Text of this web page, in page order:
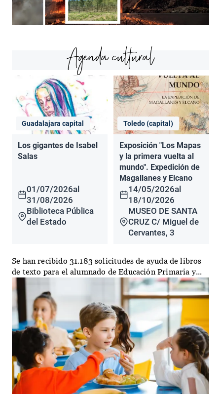
Agenda cultural
Guadalajara capital
Los gigantes de Isabel
Salas
01/07/2026al
31/08/2026
Biblioteca Pública
del Estado
Toledo (capital)
Exposición "Los Mapas
y la primera vuelta al
mundo". Expedición de
Magallanes y Elcano
14/05/2026al
18/10/2026
MUSEO DE SANTA
CRUZ C/ Miguel de
Cervantes, 3
Se han recibido 31.183 solicitudes de ayuda de libros
de texto para el alumnado de Educación Primaria y...